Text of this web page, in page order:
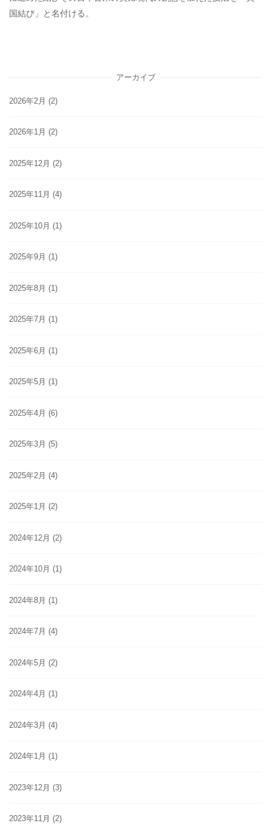
国結び」と名付ける。
アーカイブ
2026年2月 (2)
2026年1月 (2)
2025年12月 (2)
2025年11月 (4)
2025年10月 (1)
2025年9月 (1)
2025年8月 (1)
2025年7月 (1)
2025年6月 (1)
2025年5月 (1)
2025年4月 (6)
2025年3月 (5)
2025年2月 (4)
2025年1月 (2)
2024年12月 (2)
2024年10月 (1)
2024年8月 (1)
2024年7月 (4)
2024年5月 (2)
2024年4月 (1)
2024年3月 (4)
2024年1月 (1)
2023年12月 (3)
2023年11月 (2)